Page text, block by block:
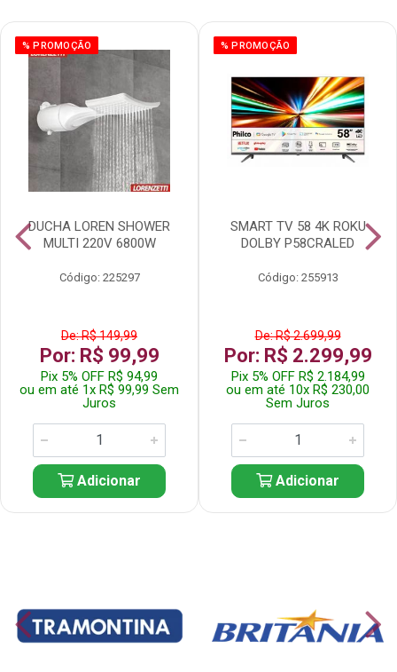
% PROMOÇÃO
DUCHA LOREN SHOWER
MULTI 220V 6800W
Código: 225297
De: R$ 149,99
Por: R$ 99,99
Pix 5% OFF R$ 94,99
ou em até 1x R$ 99,99 Sem
Juros
Adicionar
% PROMOÇÃO
SMART TV 58 4K ROKU
DOLBY P58CRALED
Código: 255913
De: R$ 2.699,99
Por: R$ 2.299,99
Pix 5% OFF R$ 2.184,99
ou em até 10x R$ 230,00
Sem Juros
Adicionar